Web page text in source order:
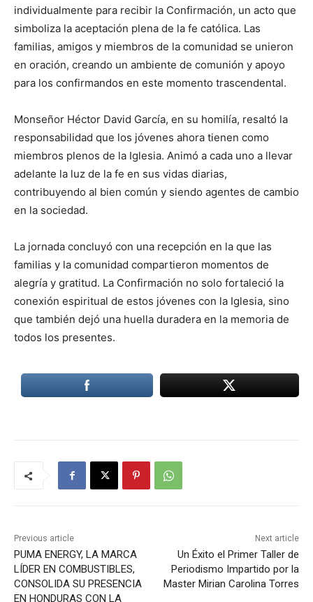
individualmente para recibir la Confirmación, un acto que
simboliza la aceptación plena de la fe católica. Las
familias, amigos y miembros de la comunidad se unieron
en oración, creando un ambiente de comunión y apoyo
para los confirmandos en este momento trascendental.
Monseñor Héctor David García, en su homilía, resaltó la
responsabilidad que los jóvenes ahora tienen como
miembros plenos de la Iglesia. Animó a cada uno a llevar
adelante la luz de la fe en sus vidas diarias,
contribuyendo al bien común y siendo agentes de cambio
en la sociedad.
La jornada concluyó con una recepción en la que las
familias y la comunidad compartieron momentos de
alegría y gratitud. La Confirmación no solo fortaleció la
conexión espiritual de estos jóvenes con la Iglesia, sino
que también dejó una huella duradera en la memoria de
todos los presentes.
Previous article
PUMA ENERGY, LA MARCA
LÍDER EN COMBUSTIBLES,
CONSOLIDA SU PRESENCIA
EN HONDURAS CON LA
Next article
Un Éxito el Primer Taller de
Periodismo Impartido por la
Master Mirian Carolina Torres